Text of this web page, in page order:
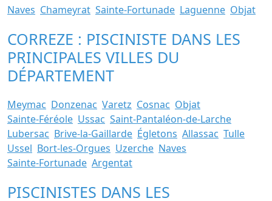
Naves Chameyrat Sainte-Fortunade Laguenne Objat
CORREZE : PISCINISTE DANS LES
PRINCIPALES VILLES DU
DÉPARTEMENT
Meymac Donzenac Varetz Cosnac Objat
Sainte-Féréole Ussac Saint-Pantaléon-de-Larche
Lubersac Brive-la-Gaillarde Égletons Allassac Tulle
Ussel Bort-les-Orgues Uzerche Naves
Sainte-Fortunade Argentat
PISCINISTES DANS LES